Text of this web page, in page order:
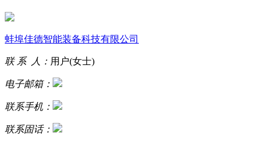
蚌埠佳德智能装备科技有限公司
联 系 人： 用户(女士)
电子邮箱：
联系手机：
联系固话：